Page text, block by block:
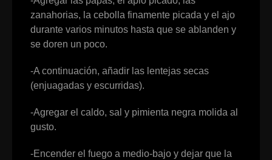
zanahorias, la cebolla finamente picada y el ajo
durante varios minutos hasta que se ablanden y
se doren un poco.
-A continuación, añadir las lentejas secas
(enjuagadas y escurridas).
-Agregar el caldo, sal y pimienta negra molida al
gusto.
-Encender el fuego a medio-bajo y dejar que la